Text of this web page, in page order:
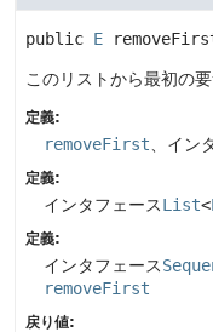
public E
このリストから最初の
定義:
removeFirst 、イン
定義:
インタフェースList<
定義:
インタフェース
removeFirst
戻り値: